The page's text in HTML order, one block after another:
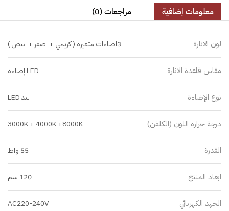
معلومات إضافية مراجعات (0)
لون الانارة 3اضاءات متغيرة ( كريمي + اصفر + ابيض )
مقاس قاعدة الانارة LED إضاءة
نوع الإضاءة ليد LED
درجة حرارة اللون (الكلفن) 3000K + 4000K +8000K
القدرة 55 واط
ابعاد المنتج 120 سم
الجهد الكهربائي AC220-240V